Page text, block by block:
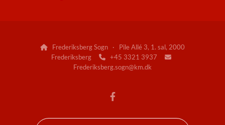

Frederiksberg Sogn · Pile Allé 3, 1. sal, 2000
Frederiksberg
+45 3321 3937 
Frederiksberg.sogn@km.dk